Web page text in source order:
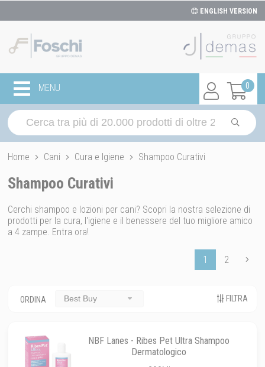
ENGLISH VERSION
0
MENU
Home Cani Cura e Igiene Shampoo Curativi
Shampoo Curativi
Cerchi shampoo e lozioni per cani? Scopri la nostra selezione di
prodotti per la cura, l'igiene e il benessere del tuo migliore amico
a 4 zampe. Entra ora!
1 2
ORDINA Best Buy FILTRA
NBF Lanes - Ribes Pet Ultra Shampoo
Dermatologico